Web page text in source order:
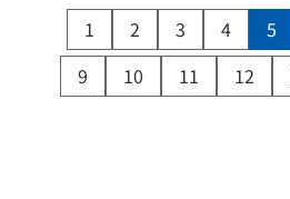
1 2 3 4 5
9
10 11 12